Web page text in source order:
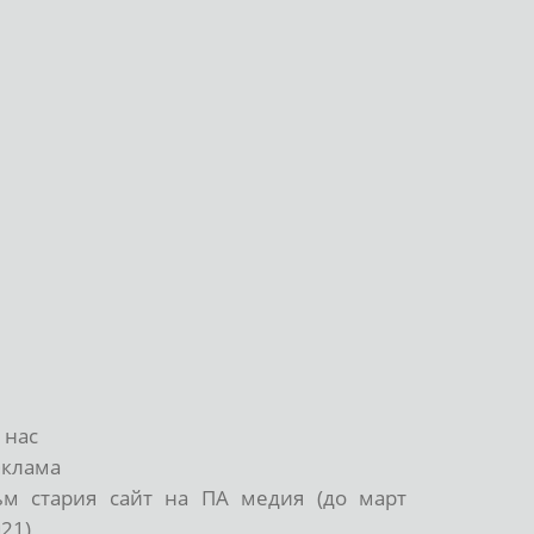
нас
стария сайт на ПА медия (до март